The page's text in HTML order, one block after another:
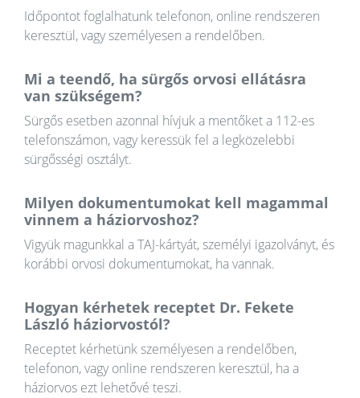
Időpontot foglalhatunk telefonon, online rendszeren
keresztül, vagy személyesen a rendelőben.
Mi a teendő, ha sürgős orvosi ellátásra
van szükségem?
Sürgős esetben azonnal hívjuk a mentőket a 112-es
telefonszámon, vagy keressük fel a legközelebbi
sürgősségi osztályt.
Milyen dokumentumokat kell magammal
vinnem a háziorvoshoz?
Vigyük magunkkal a TAJ-kártyát, személyi igazolványt, és
korábbi orvosi dokumentumokat, ha vannak.
Hogyan kérhetek receptet Dr. Fekete
László háziorvostól?
Receptet kérhetünk személyesen a rendelőben,
telefonon, vagy online rendszeren keresztül, ha a
háziorvos ezt lehetővé teszi.